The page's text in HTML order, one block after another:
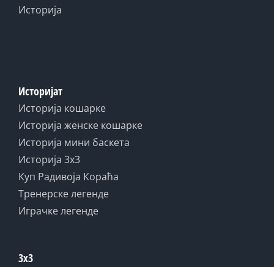
Историја
Историјат
Историја кошарке
Историја женске кошарке
Историја мини баскета
Историја 3x3
Куп Радивоја Кораћа
Тренерске легенде
Играчке легенде
3x3